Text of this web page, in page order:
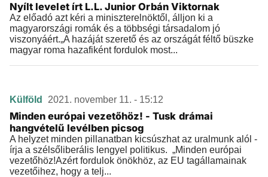
Nyílt levelet írt L.L. Junior Orbán Viktornak
Az előadó azt kéri a miniszterelnöktől, álljon ki a
magyarországi romák és a többségi társadalom jó
viszonyáért.„A hazáját szerető és az országát féltő büszke
magyar roma hazafiként fordulok most...
Külföld 2021. november 11. - 15:12
Minden európai vezetőhöz! - Tusk drámai
hangvételű levélben picsog
A helyzet minden pillanatban kicsúszhat az uralmunk alól -
írja a szélsőliberális lengyel politikus. „Minden európai
vezetőhöz!Azért fordulok önökhöz, az EU tagállamainak
vezetőihez, hogy a telj...